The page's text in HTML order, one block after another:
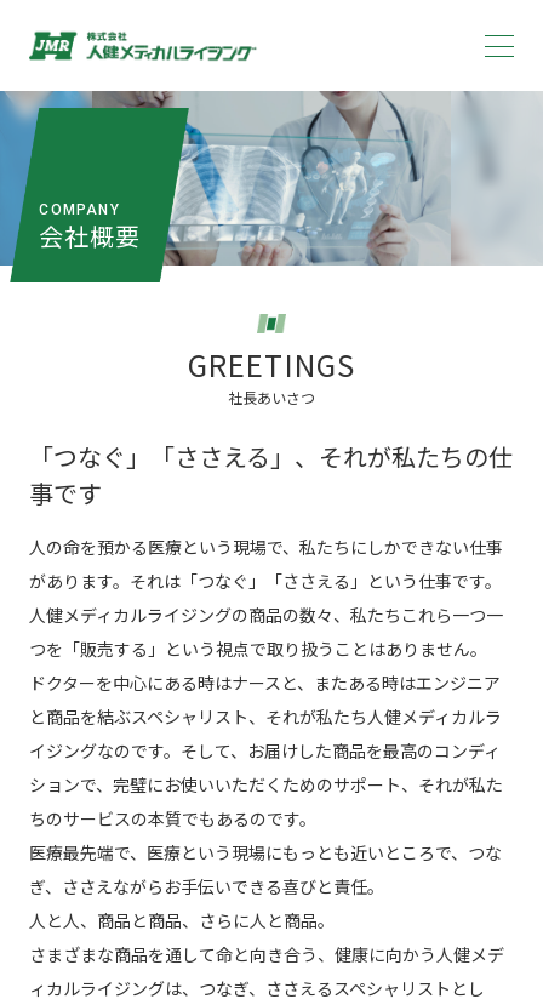
COMPANY
会社概要
GREETINGS
社長あいさつ
「つなぐ」「ささえる」、それが私たちの仕
事です
人の命を預かる医療という現場で、私たちにしかできない仕事
があります。それは「つなぐ」「ささえる」という仕事です。
人健メディカルライジングの商品の数々、私たちこれら一つ一
つを「販売する」という視点で取り扱うことはありません。
ドクターを中心にある時はナースと、またある時はエンジニア
と商品を結ぶスペシャリスト、それが私たち人健メディカルラ
イジングなのです。そして、お届けした商品を最高のコンディ
ションで、完璧にお使いいただくためのサポート、それが私た
ちのサービスの本質でもあるのです。
医療最先端で、医療という現場にもっとも近いところで、つな
ぎ、ささえながらお手伝いできる喜びと責任。
人と人、商品と商品、さらに人と商品。
さまざまな商品を通して命と向き合う、健康に向かう人健メデ
ィカルライジングは、つなぎ、ささえるスペシャリストとし